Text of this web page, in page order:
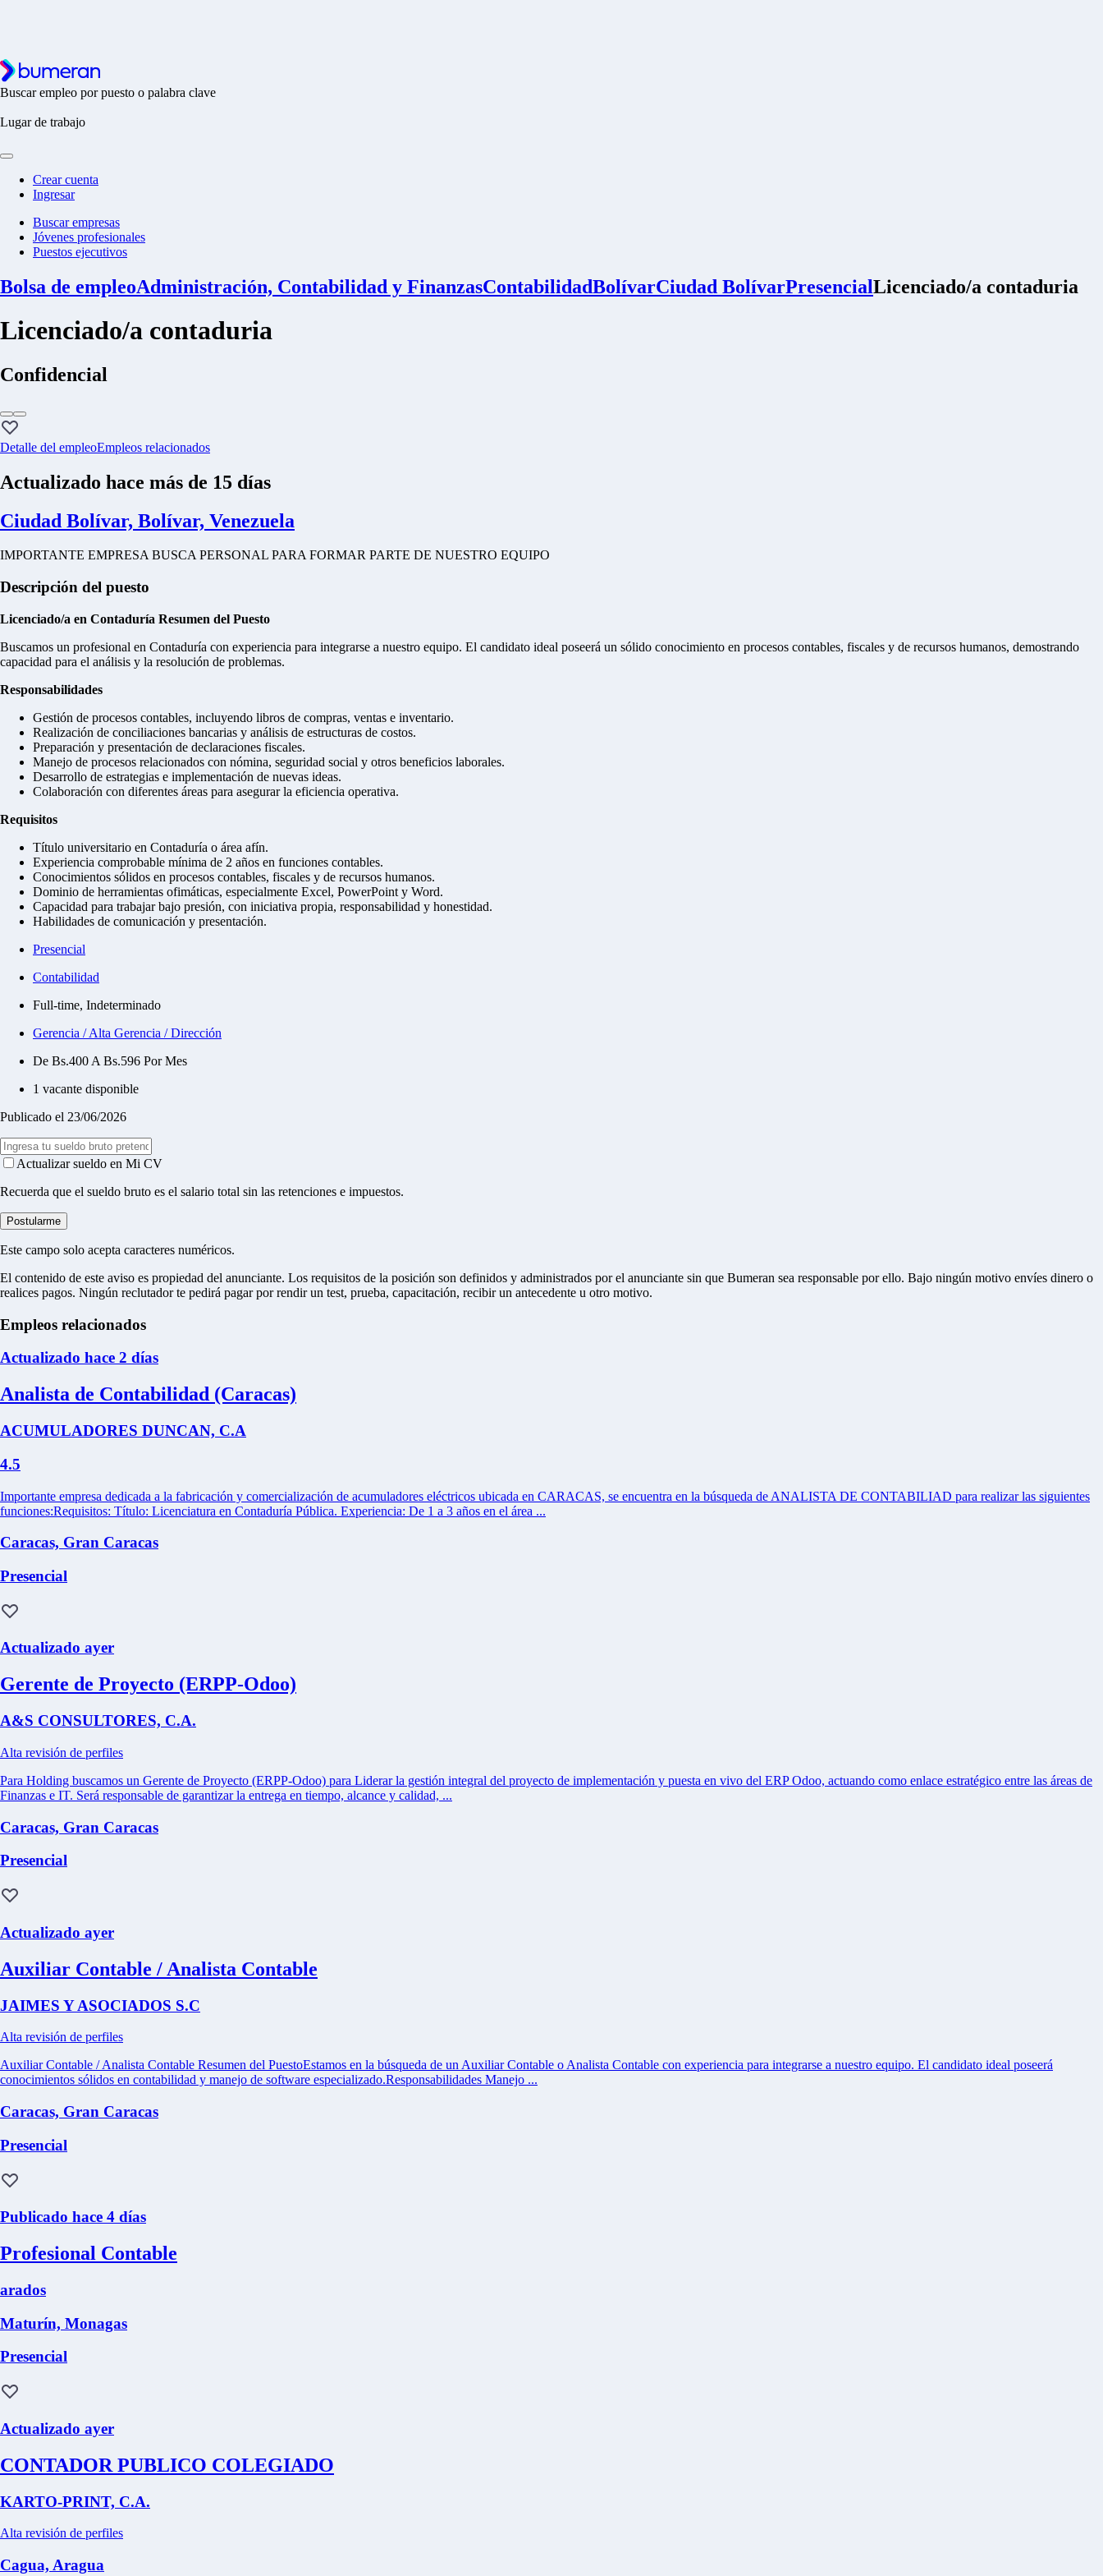
Buscar empleo por puesto o palabra clave
Lugar de trabajo
Crear cuenta
Ingresar
Buscar empresas
Jóvenes profesionales
Puestos ejecutivos
Bolsa de empleoAdministración, Contabilidad y FinanzasContabilidadBolívarCiudad BolívarPresencialLicenciado/a contaduria
Licenciado/a contaduria
Confidencial
Detalle del empleoEmpleos relacionados
Actualizado hace más de 15 días
Ciudad Bolívar, Bolívar, Venezuela
IMPORTANTE EMPRESA BUSCA PERSONAL PARA FORMAR PARTE DE NUESTRO EQUIPO
Descripción del puesto
Licenciado/a en Contaduría Resumen del Puesto
Buscamos un profesional en Contaduría con experiencia para integrarse a nuestro equipo. El candidato ideal poseerá un sólido conocimiento en procesos contables, fiscales y de recursos humanos, demostrando
capacidad para el análisis y la resolución de problemas.
Responsabilidades
Gestión de procesos contables, incluyendo libros de compras, ventas e inventario.
Realización de conciliaciones bancarias y análisis de estructuras de costos.
Preparación y presentación de declaraciones fiscales.
Manejo de procesos relacionados con nómina, seguridad social y otros beneficios laborales.
Desarrollo de estrategias e implementación de nuevas ideas.
Colaboración con diferentes áreas para asegurar la eficiencia operativa.
Requisitos
Título universitario en Contaduría o área afín.
Experiencia comprobable mínima de 2 años en funciones contables.
Conocimientos sólidos en procesos contables, fiscales y de recursos humanos.
Dominio de herramientas ofimáticas, especialmente Excel, PowerPoint y Word.
Capacidad para trabajar bajo presión, con iniciativa propia, responsabilidad y honestidad.
Habilidades de comunicación y presentación.
Presencial
Contabilidad
Full-time, Indeterminado
Gerencia / Alta Gerencia / Dirección
De Bs.400 A Bs.596 Por Mes
1 vacante disponible
Publicado el 23/06/2026
Actualizar sueldo en Mi CV
Recuerda que el sueldo bruto es el salario total sin las retenciones e impuestos.
Postularme
Este campo solo acepta caracteres numéricos.
El contenido de este aviso es propiedad del anunciante. Los requisitos de la posición son definidos y administrados por el anunciante sin que Bumeran sea responsable por ello. Bajo ningún motivo envíes dinero o
realices pagos. Ningún reclutador te pedirá pagar por rendir un test, prueba, capacitación, recibir un antecedente u otro motivo.
Empleos relacionados
Actualizado hace 2 días
Analista de Contabilidad (Caracas)
ACUMULADORES DUNCAN, C.A
4.5
Importante empresa dedicada a la fabricación y comercialización de acumuladores eléctricos ubicada en CARACAS, se encuentra en la búsqueda de ANALISTA DE CONTABILIAD para realizar las siguientes
funciones:Requisitos: Título: Licenciatura en Contaduría Pública. Experiencia: De 1 a 3 años en el área ...
Caracas, Gran Caracas
Presencial
Actualizado ayer
Gerente de Proyecto (ERPP-Odoo)
A&S CONSULTORES, C.A.
Alta revisión de perfiles
Para Holding buscamos un Gerente de Proyecto (ERPP-Odoo) para Liderar la gestión integral del proyecto de implementación y puesta en vivo del ERP Odoo, actuando como enlace estratégico entre las áreas de
Finanzas e IT. Será responsable de garantizar la entrega en tiempo, alcance y calidad, ...
Caracas, Gran Caracas
Presencial
Actualizado ayer
Auxiliar Contable / Analista Contable
JAIMES Y ASOCIADOS S.C
Alta revisión de perfiles
Auxiliar Contable / Analista Contable Resumen del PuestoEstamos en la búsqueda de un Auxiliar Contable o Analista Contable con experiencia para integrarse a nuestro equipo. El candidato ideal poseerá
conocimientos sólidos en contabilidad y manejo de software especializado.Responsabilidades Manejo ...
Caracas, Gran Caracas
Presencial
Publicado hace 4 días
Profesional Contable
arados
Maturín, Monagas
Presencial
Actualizado ayer
CONTADOR PUBLICO COLEGIADO
KARTO-PRINT, C.A.
Alta revisión de perfiles
Cagua, Aragua